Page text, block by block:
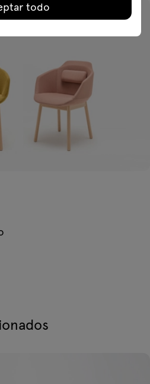
todo